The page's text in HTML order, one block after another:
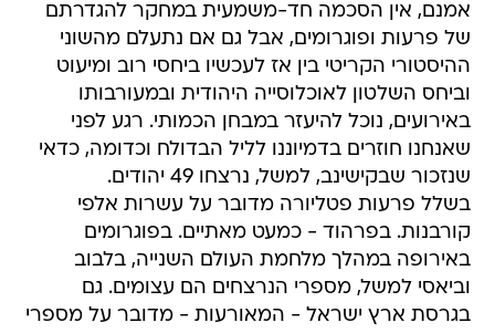
אמנם, אין הסכמה חד-משמעית במחקר להגדרתם
של פרעות ופוגרומים, אבל גם אם נתעלם מהשוני
ההיסטורי הקריטי בין אז לעכשיו ביחסי רוב ומיעוט
וביחס השלטון לאוכלוסייה היהודית ובמעורבותו
באירועים, נוכל להיעזר במבחן הכמותי. רגע לפני
שאנחנו חוזרים בדמיוננו לליל הבדולח וכדומה, כדאי
שנזכור שבקישינב, למשל, נרצחו 49 יהודים.
בשלל פרעות פטליורה מדובר על עשרות אלפי
קורבנות. בפרהוד - כמעט מאתיים. בפוגרומים
באירופה במהלך מלחמת העולם השנייה, בלבוב
וביאסי למשל, מספרי הנרצחים הם עצומים. גם
בגרסת ארץ ישראל - המאורעות - מדובר על מספרי